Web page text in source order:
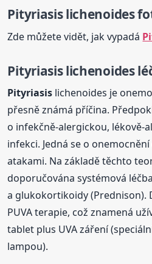
Pityriasislichenoides
Zde můžete vidět, jak vypadá
Pityriasislichenoides
Pityriasis lichenoides je
přesně známá příčina.
o infekčně-alergickou, lékově-
infekci. Jedná se o
atakami. Na základě těchto
doporučována systémová
a glukokortikoidy (Prednison).
PUVA terapie, což znamená
tablet plus UVA záření
lampou).